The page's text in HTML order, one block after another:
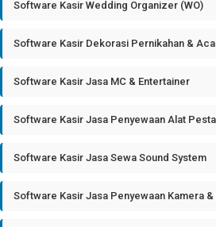
Software Kasir Wedding Organizer (WO)
Software Kasir Dekorasi Pernikahan &
Software Kasir Jasa MC & Entertainer
Software Kasir Jasa Penyewaan Alat Pesta
Software Kasir Jasa Sewa Sound System
Software Kasir Jasa Penyewaan Kamera &